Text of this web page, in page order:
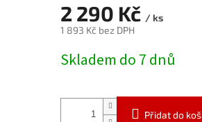
2 290 Kč / ks
1 893 Kč bez DPH
cena:
Skladem do 7 dnů
Přidat do